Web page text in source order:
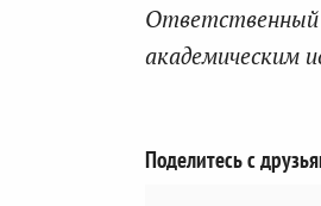
академическим
Поделитесь с